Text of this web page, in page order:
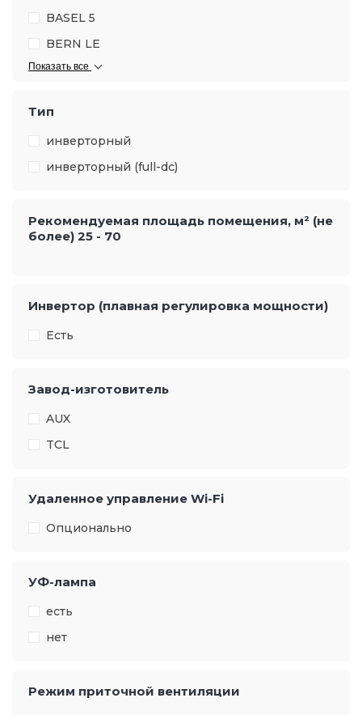
BASEL 5
BERN LE
Показать все
Тип
инверторный
инверторный (full-dc)
Рекомендуемая площадь помещения, м² (не
более) 25 - 70
Инвертор (плавная регулировка мощности)
Есть
Завод-изготовитель
AUX
TCL
Удаленное управление Wi-Fi
Опционально
УФ-лампа
есть
нет
Режим приточной вентиляции